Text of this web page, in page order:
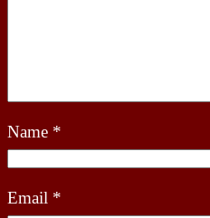
Name *
Email *